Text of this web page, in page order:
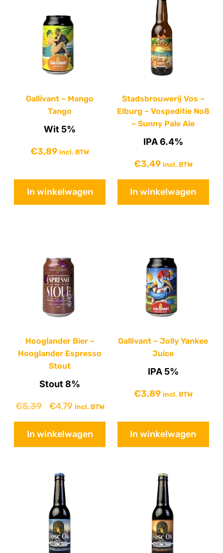
Gallivant – Mango
Tango
Wit 5%
€3,89 incl. BTW
In winkelwagen
Stadsbrouwerij Vos –
Elburg – Vospeditie No8
– Sunny Pale Ale
IPA 6.4%
€3,49 incl. BTW
In winkelwagen
Hooglander Bier –
Hooglander Espresso
Stout
Stout 8%
€5,39 €4,79 incl. BTW
In winkelwagen
Gallivant – Jolly Yankee
Juice
IPA 5%
€3,89 incl. BTW
In winkelwagen